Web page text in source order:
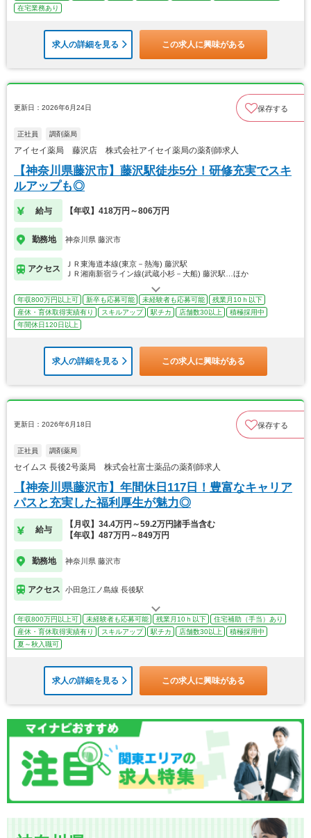
在宅業務あり
求人の詳細を見る この求人に興味がある
更新日：2026年6月24日 保存する
正社員 調剤薬局
アイセイ薬局 藤沢店 株式会社アイセイ薬局の薬剤師求人
【神奈川県藤沢市】藤沢駅徒歩5分！研修充実でスキ
ルアップも◎
給与 【年収】418万円～806万円
勤務地 神奈川県 藤沢市
アクセス
ＪＲ東海道本線(東京－熱海) 藤沢駅
ＪＲ湘南新宿ライン線(武蔵小杉－大船) 藤沢駅…ほか
年収800万円以上可 新卒も応募可能 未経験者も応募可能
残業月10ｈ以下
産休・育休取得実績有り
スキルアップ 駅チカ 店舗数30以上
積極採用中
年間休日120日以上
求人の詳細を見る この求人に興味がある
更新日：2026年6月18日 保存する
正社員 調剤薬局
セイムス 長後2号薬局 株式会社富士薬品の薬剤師求人
【神奈川県藤沢市】年間休日117日！豊富なキャリア
パスと充実した福利厚生が魅力◎
給与
【月収】34.4万円～59.2万円諸手当含む
【年収】487万円～849万円
勤務地 神奈川県 藤沢市
アクセス 小田急江ノ島線 長後駅
年収800万円以上可 未経験者も応募可能 残業月10ｈ以下
住宅補助（手当）あり
産休・育休取得実績有り
スキルアップ 駅チカ 店舗数30以上
積極採用中
夏～秋入職可
求人の詳細を見る この求人に興味がある